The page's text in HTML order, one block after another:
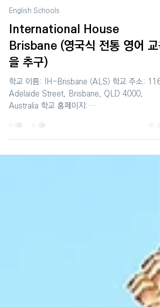
바른유학
2022년 8월 26일
English Schools
International House
Brisbane (영국식 전통 영어 교육
을 추구)
학교 이름: IH-Brisbane (ALS) 학교 주소: 116
www.ihbrisbane.com.au 어학 연수 명문 IH-
Brisbane 은...